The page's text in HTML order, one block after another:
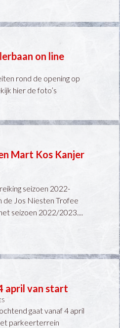
on line
rond de opening op
hier de foto’s
Mart Kos Kanjer
seizoen 2022-
de Jos Niesten Trofee
seizoen 2022/2023....
april van start
gaat vanaf 4 april
parkeerterrein